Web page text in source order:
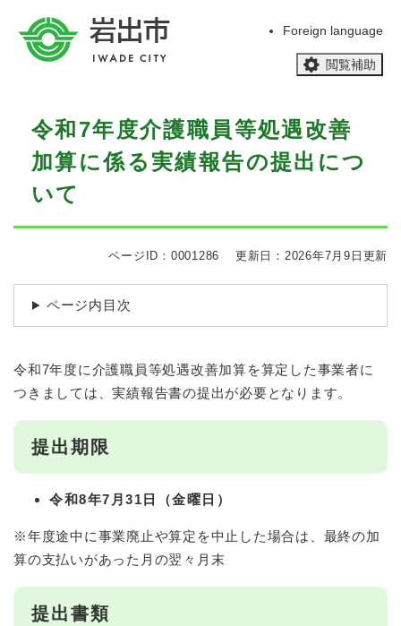
Foreign language
閲覧補助
令和7年度介護職員等処遇改善
加算に係る実績報告の提出につ
いて
ページID：0001286 更新日：2026年7月9日更新
ページ内目次
令和7年度に介護職員等処遇改善加算を算定した事業者に
つきましては、実績報告書の提出が必要となります。
提出期限
令和8年7月31日（金曜日）
※年度途中に事業廃止や算定を中止した場合は、最終の加
算の支払いがあった月の翌々月末​
提出書類